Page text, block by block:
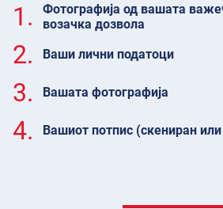
1.
Фотографија од вашата
возачка дозвола
2. Ваши лични податоци
3. Вашата фотографија
4. Вашиот потпис (скениран